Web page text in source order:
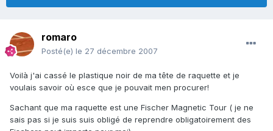
romaro
Posté(e) le 27 décembre 2007
Voilà j'ai cassé le plastique noir de ma tête de raquette et je
voulais savoir où esce que je pouvait men procurer!
Sachant que ma raquette est une Fischer Magnetic Tour ( je ne
sais pas si je suis suis obligé de reprendre obligatoirement des